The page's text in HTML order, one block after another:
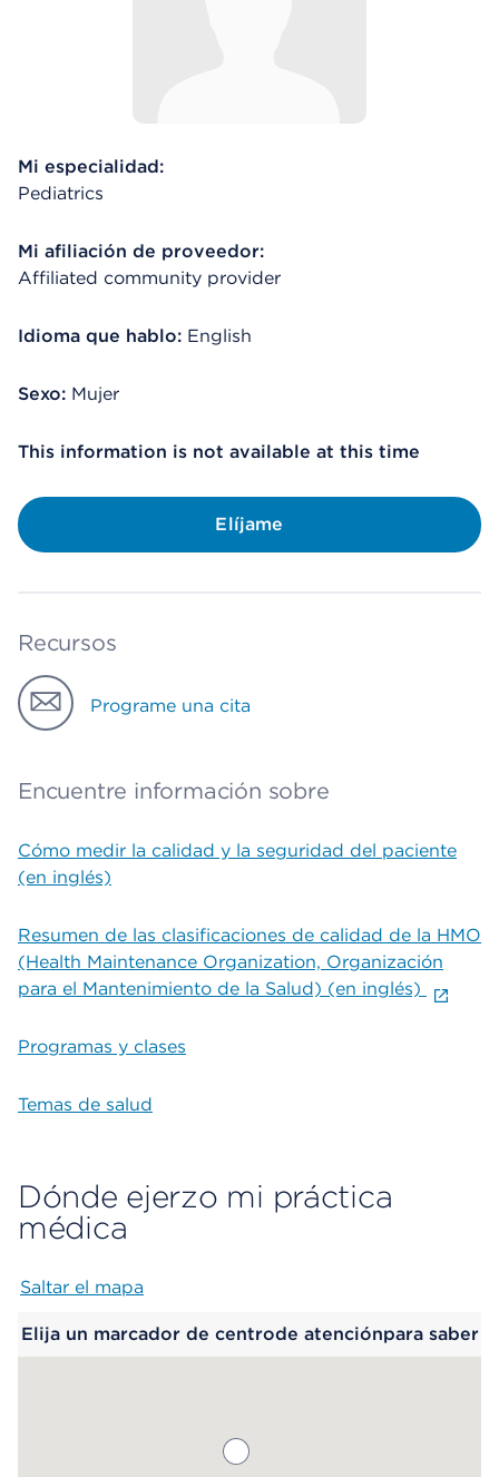
Mi especialidad:
Pediatrics
Mi afiliación de proveedor:
Affiliated community provider
Idioma que hablo: English
Sexo: Mujer
This information is not available at this time
Elíjame
Recursos
Programe una cita
Encuentre información sobre
Cómo medir la calidad y la seguridad del paciente
(en inglés)
Resumen de las clasificaciones de calidad de la HMO
(Health Maintenance Organization, Organización
para el Mantenimiento de la Salud) (en inglés)
Programas y clases
Temas de salud
Dónde ejerzo mi práctica
médica
Saltar el mapa
Elija un marcador de centrode atenciónpara saber